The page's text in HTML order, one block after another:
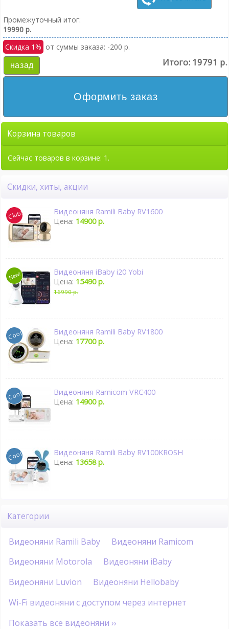
Промежуточный итог:
19990 р.
Скидка 1% от суммы заказа: -200 р.
назад Итого: 19791 р.
Оформить заказ
Корзина товаров
Сейчас товаров в корзине: 1.
Скидки, хиты, акции
Видеоняня Ramili Baby RV1600
Цена: 14900 р.
Видеоняня iBaby i20 Yobi
Цена: 15490 р.
16990 р.
Видеоняня Ramili Baby RV1800
Цена: 17700 р.
Видеоняня Ramicom VRC400
Цена: 14900 р.
Видеоняня Ramili Baby RV100KROSH
Цена: 13658 р.
Категории
Видеоняни Ramili Baby
Видеоняни Ramicom
Видеоняни Motorola
Видеоняни iBaby
Видеоняни Luvion
Видеоняни Hellobaby
Wi-Fi видеоняни с доступом через интернет
Показать все видеоняни ››